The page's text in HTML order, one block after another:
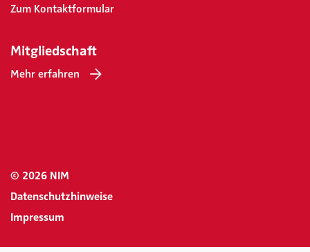
Zum Kontaktformular
Mitgliedschaft
Mehr erfahren
© 2026 NIM
Datenschutzhinweise
Impressum